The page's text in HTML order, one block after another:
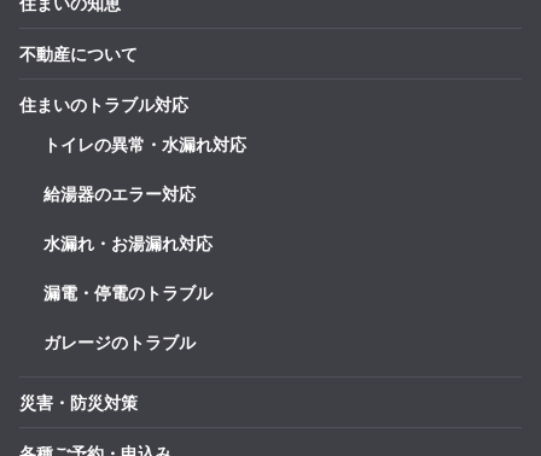
不動産について
住まいのトラブル対応
トイレの異常・水漏れ対応
給湯器のエラー対応
水漏れ・お湯漏れ対応
漏電・停電のトラブル
ガレージのトラブル
災害・防災対策